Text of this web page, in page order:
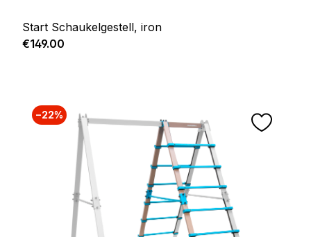
Start Schaukelgestell, iron
Regular price:
€149.00
−22%